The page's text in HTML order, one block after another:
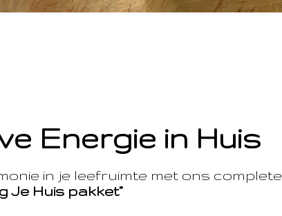
Energie in Huis
in je leefruimte met ons complete
Je Huis pakket”